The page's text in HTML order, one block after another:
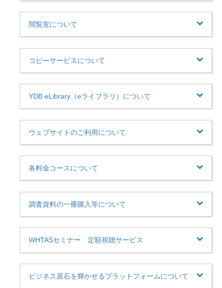
閲覧室について
コピーサービスについて
YDB eLibrary（eライブラリ）について
ウェブサイトのご利用について
各料金コースについて
調査資料の一冊購入等について
WHTASセミナー 定額視聴サービス
ビジネス原石を輝かせるプラットフォームについて